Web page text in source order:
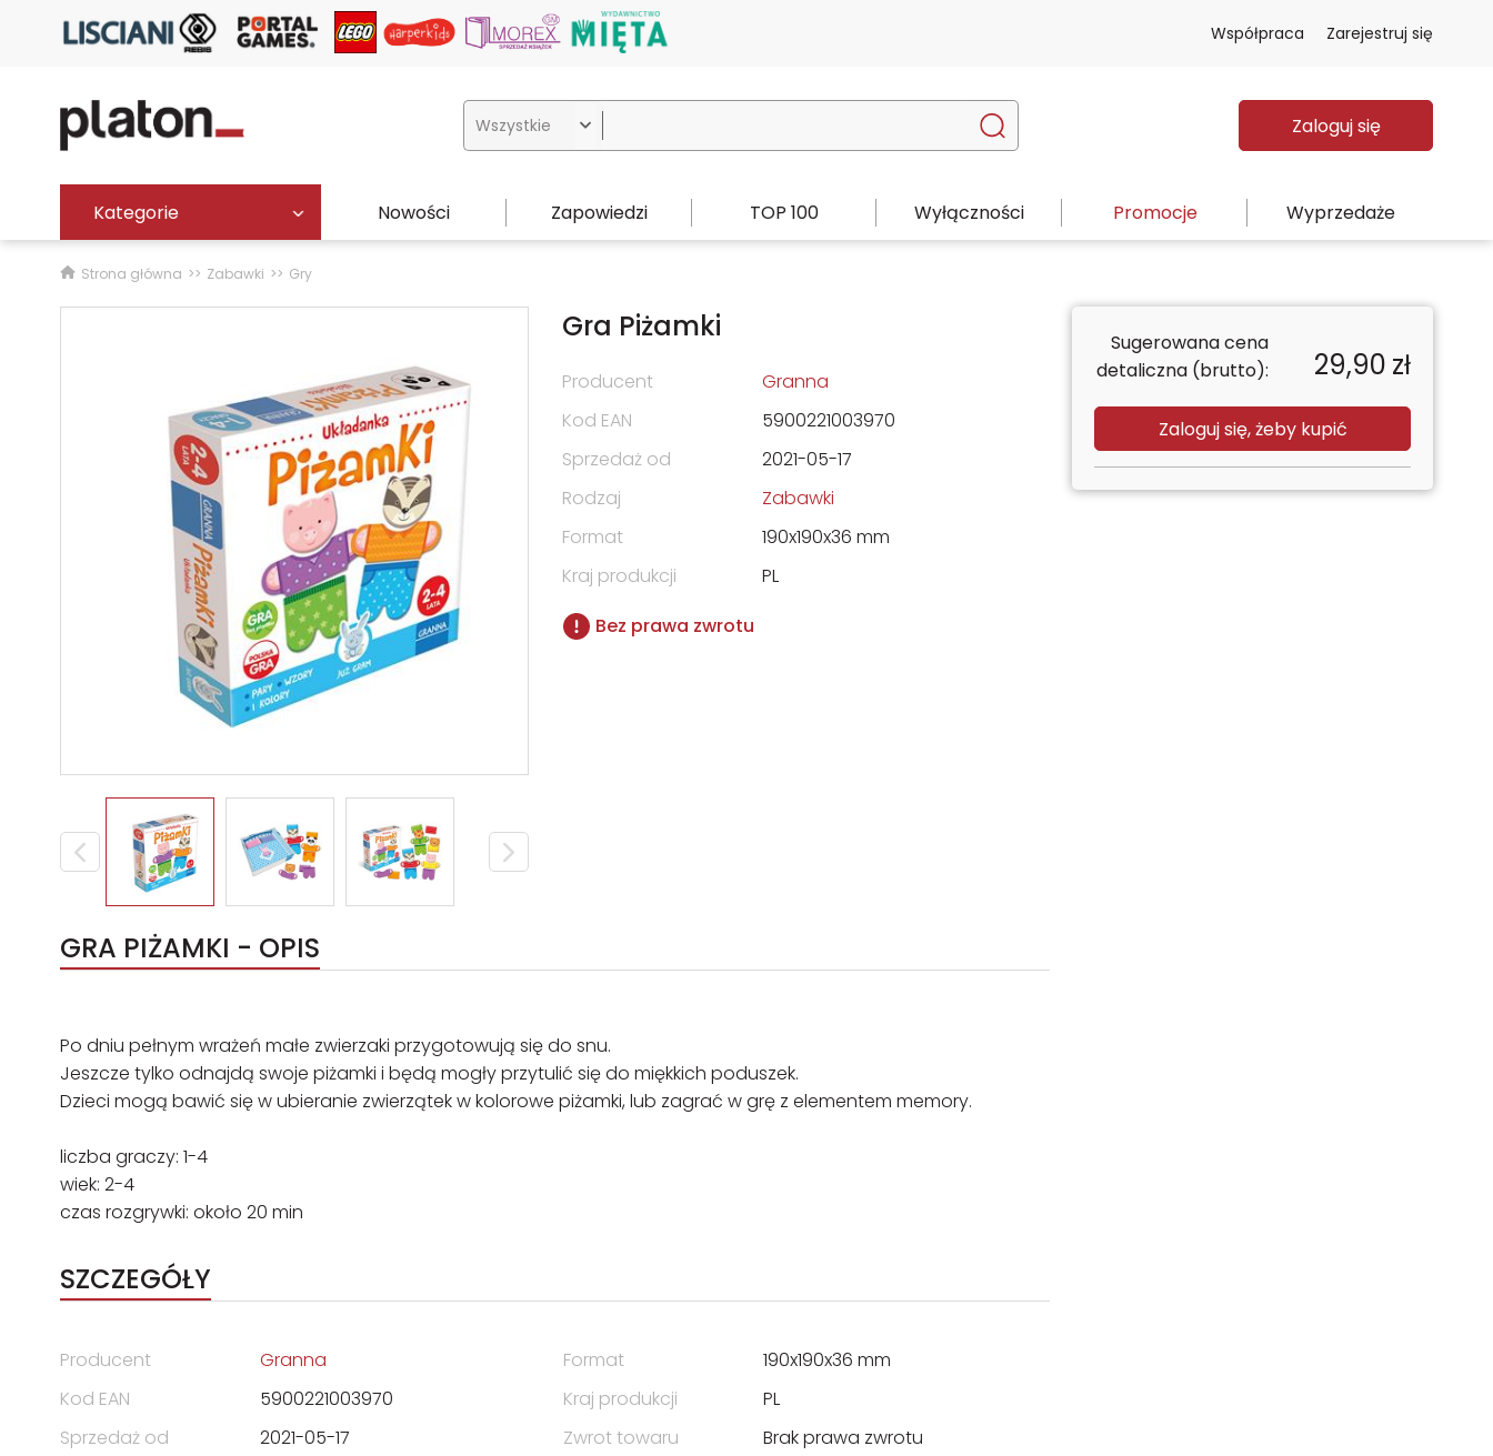
Współpraca Zarejestruj się
 Zaloguj się
Kategorie Nowości Zapowiedzi TOP 100 Wyłączności Promocje Wyprzedaże
Strona główna Zabawki Gry
Gra Piżamki
Producent
Granna
Kod EAN
5900221003970
Sprzedaż od
2021-05-17
Rodzaj
Zabawki
Format
190x190x36 mm
Kraj produkcji
PL
Bez prawa zwrotu
GRA PIŻAMKI - OPIS
Po dniu pełnym wrażeń małe zwierzaki przygotowują się do snu.
Jeszcze tylko odnajdą swoje piżamki i będą mogły przytulić się do miękkich poduszek.
Dzieci mogą bawić się w ubieranie zwierzątek w kolorowe piżamki, lub zagrać w grę z elementem memory.
liczba graczy: 1-4
wiek: 2-4
czas rozgrywki: około 20 min
SZCZEGÓŁY
Producent
Granna
Kod EAN
5900221003970
Sprzedaż od
2021-05-17
Format
190x190x36 mm
Kraj produkcji
PL
Zwrot towaru
Brak prawa zwrotu
Sugerowana cena
detaliczna (brutto):
29,90 zł
Zaloguj się, żeby kupić